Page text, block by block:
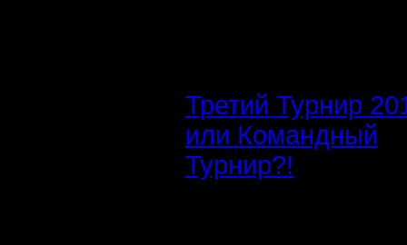
Третий Турнир
или Командный
Турнир?!